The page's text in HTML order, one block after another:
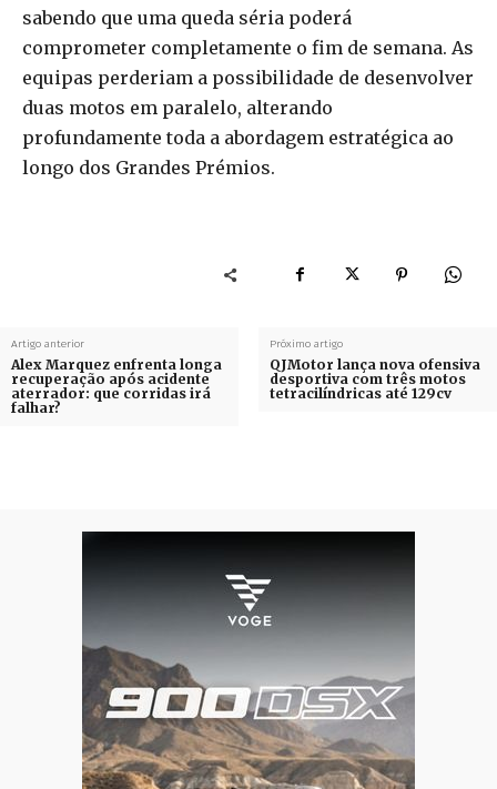
sabendo que uma queda séria poderá
comprometer completamente o fim de semana. As
equipas perderiam a possibilidade de desenvolver
duas motos em paralelo, alterando
profundamente toda a abordagem estratégica ao
longo dos Grandes Prémios.
Artigo anterior
Alex Marquez enfrenta longa
recuperação após acidente
aterrador: que corridas irá
falhar?
Próximo artigo
QJMotor lança nova ofensiva
desportiva com três motos
tetracilíndricas até 129cv